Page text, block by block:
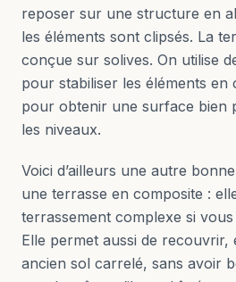
reposer sur une structure en
les éléments sont clipsés. La
conçue sur solives. On utilise
pour stabiliser les éléments en
pour obtenir une surface bien
les niveaux.
Voici d’ailleurs une autre
une terrasse en composite :
terrassement complexe si vous
Elle permet aussi de
ancien sol carrelé, sans avoir